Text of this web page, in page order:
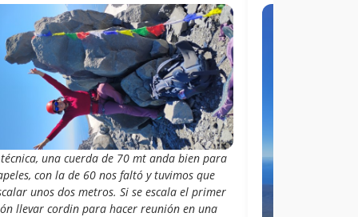
una cuerda de 70 mt anda bien para
con la de 60 nos faltó y tuvimos que
unos dos metros. Si se escala el primer
llevar cordin para hacer reunión en una